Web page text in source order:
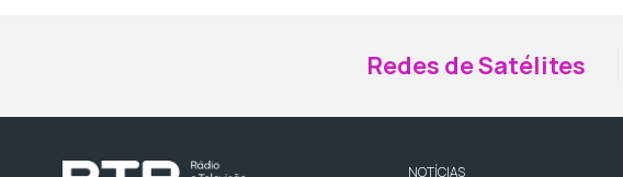
Redes de Satélites
NOTÍCIAS